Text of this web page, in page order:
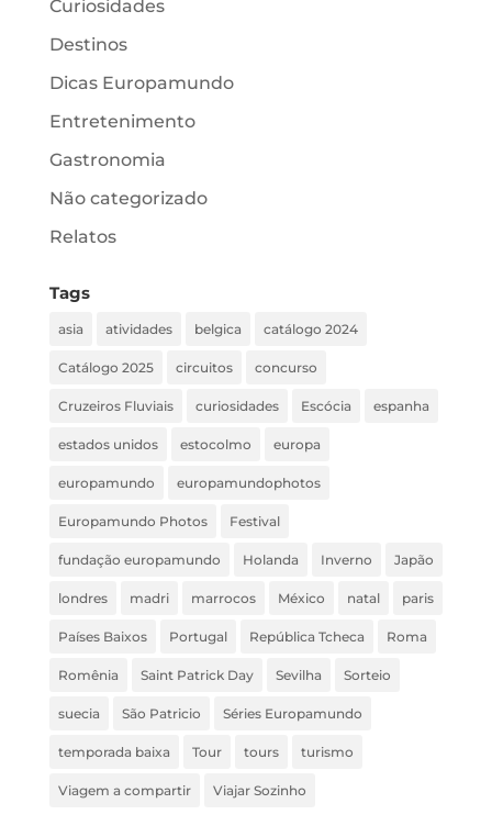
Curiosidades
Destinos
Dicas Europamundo
Entretenimento
Gastronomia
Não categorizado
Relatos
Tags
asia atividades belgica catálogo 2024
Catálogo 2025 circuitos concurso
Cruzeiros Fluviais curiosidades Escócia espanha
estados unidos estocolmo europa
europamundo europamundophotos
Europamundo Photos Festival
fundação europamundo Holanda Inverno Japão
londres madri marrocos México natal paris
Países Baixos Portugal República Tcheca Roma
Romênia Saint Patrick Day Sevilha Sorteio
suecia São Patricio Séries Europamundo
temporada baixa Tour tours turismo
Viagem a compartir Viajar Sozinho